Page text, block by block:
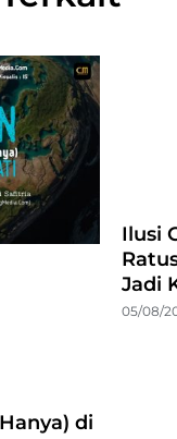
di
Ilusi
Jadi
05/08/